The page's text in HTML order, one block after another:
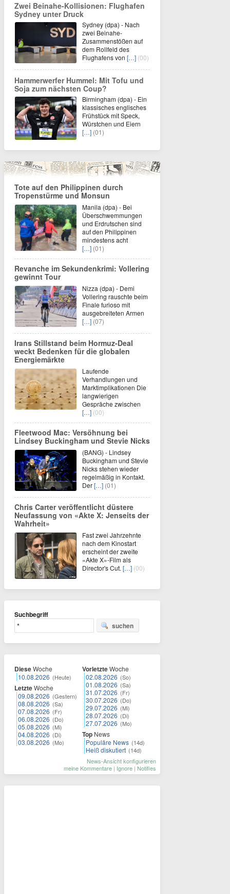
Zwei Beinahe-Kollisionen: Flughafen
Sydney unter Druck
Sydney (dpa) - Nach
zwei Beinahe-
Zusammenstößen auf
dem Rollfeld des
Flughafens von […] (00)
Hammerwerfer Hummel: Mit Tofu und
Soja zum nächsten Coup?
Birmingham (dpa) - Ein
klassisches englisches
Frühstück mit Speck,
Würstchen und Eiern
[…] (01)
Tote auf den Philippinen durch
Tropenstürme und Monsun
Manila (dpa) - Bei
Überschwemmungen
und Erdrutschen sind
auf den Philippinen
mindestens acht
[…] (01)
Revanche im Sekundenkrimi: Vollering
gewinnt Tour
Nizza (dpa) - Demi
Vollering rauschte beim
Finale furioso mit
ausgebreiteten Armen
[…] (07)
Irans Stillstand beim Hormuz-Deal
weckt Bedenken für die globalen
Energiemärkte
Laufende
Verhandlungen und
Marktimplikationen Die
langwierigen
Gespräche zwischen
[…] (00)
Fleetwood Mac: Versöhnung bei
Lindsey Buckingham und Stevie Nicks
(BANG) - Lindsey
Buckingham und Stevie
Nicks stehen wieder
regelmäßig in Kontakt.
Der[…] (01)
Chris Carter veröffentlicht düstere
Neufassung von «Akte X: Jenseits der
Wahrheit»
Fast zwei Jahrzehnte
nach dem Kinostart
erscheint der zweite
«Akte X»-Film als
Director's Cut. […] (00)
Suchbegriff
suchen
DieseWoche
10.08.2026 (Heute)
LetzteWoche
09.08.2026 (Gestern)
08.08.2026 (Sa)
07.08.2026 (Fr)
06.08.2026 (Do)
05.08.2026 (Mi)
04.08.2026 (Di)
03.08.2026 (Mo)
VorletzteWoche
02.08.2026 (So)
01.08.2026 (Sa)
31.07.2026 (Fr)
30.07.2026 (Do)
29.07.2026 (Mi)
28.07.2026 (Di)
27.07.2026 (Mo)
Top News
Populäre News (14d)
Heiß diskutiert (14d)
News-Ansicht konfigurieren
meine Kommentare | Ignore | Notifies